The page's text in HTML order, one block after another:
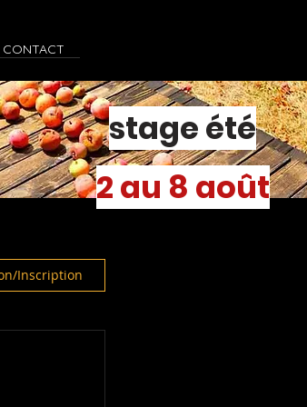
CONTACT
stage été
2 au 8 août
Inscription